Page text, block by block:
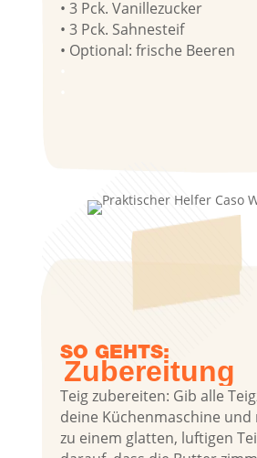
• 3 Pck. Vanil­le­zu­cker
• 3 Pck. Sah­nesteif
• Optio­nal: fri­sche Bee­ren
SO GEHTS:
Zube­rei­tung
Teig zube­rei­ten: Gib alle
dei­ne Küchen­ma­schi­ne und
zu einem glat­ten, luf­ti­gen